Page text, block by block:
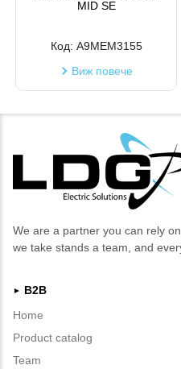
MID SE
Код: A9MEM3155
Виж повече
We are a partner you can rely
we take stands a team, and
►
B2B
Home
Product catalog
Team